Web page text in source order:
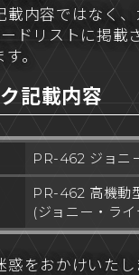
載内容ではなく
ドリストに掲載
。
記載内容
PR-462 ジョニ
PR-462 高機動
(ジョニー・ラ
惑をおかけいた